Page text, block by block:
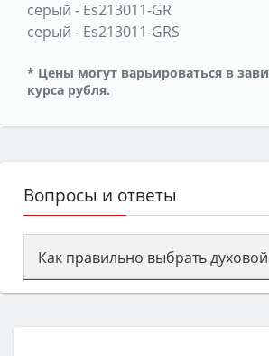
серый - Es213011-GR
серый - Es213011-GRS
* Цены могут варьироваться в
курса рубля.
Вопросы и ответы
Как правильно выбрать
Сначала определитесь с типом
затем смотрите на объём 50–70